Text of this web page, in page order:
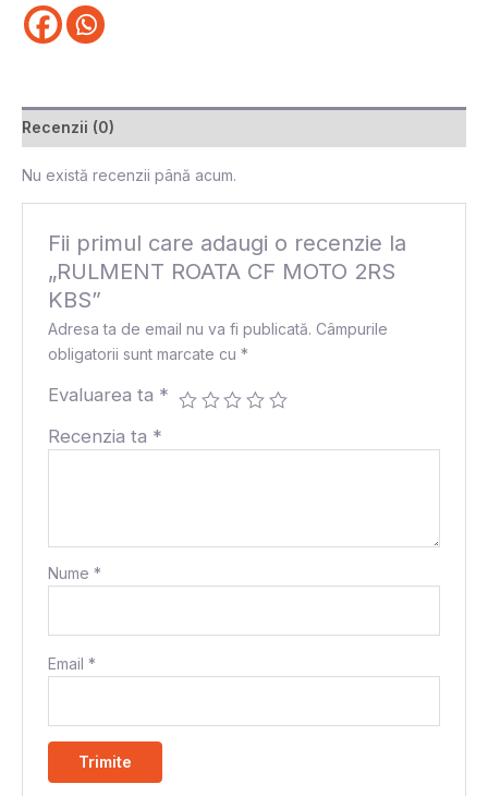
Recenzii (0)
Nu există recenzii până acum.
Fii primul care adaugi o recenzie la
„RULMENT ROATA CF MOTO 2RS
KBS”
Adresa ta de email nu va fi publicată. Câmpurile
obligatorii sunt marcate cu*
Evaluarea ta *
Recenzia ta *
Nume*
Email*